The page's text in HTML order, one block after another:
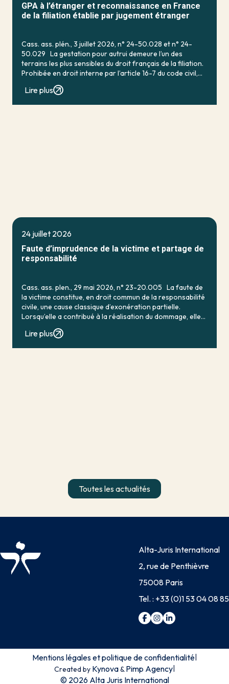
GPA à l’étranger et reconnaissance en France
de la filiation établie par jugement étranger
Cass. ass. plén., 3 juillet 2026, n° 24-50.028 et n° 24-
50.029 La gestation pour autrui demeure l’un des
terrains les plus sensibles du droit français de la filiation.
Prohibée en droit interne par l’article 16-7 du code civil,
Lire plus
24 juillet 2026
Faute d’imprudence de la victime et partage de
responsabilité
Cass. ass. plen., 29 mai 2026, n° 23-20.005 La faute de
la victime constitue, en droit commun de la responsabilité
civile, une cause classique d’exonération partielle.
Lorsqu’elle a contribué à la réalisation du dommage, elle
conduit en principe à […]
Lire plus
Toutes les actualités
Alta-Juris International
2, rue de Penthièvre
75008 Paris
Tel. : +33 (0)1 53 04 08 85
Mentions légales et politique de confidentialité|
Created by Kynova&Pimp Agency|
© 2026 Alta Juris International